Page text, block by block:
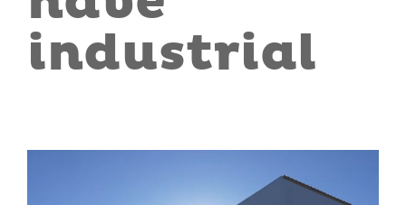
industrial